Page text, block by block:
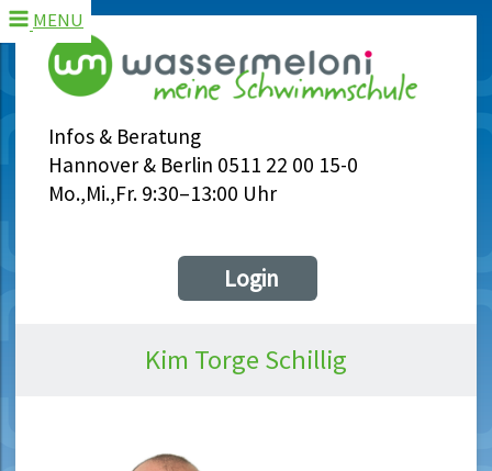
Infos & Beratung
Hannover & Berlin 0511 22 00 15-0
Mo.,Mi.,Fr. 9:30–13:00 Uhr
MENU
Login
Kim Torge Schillig